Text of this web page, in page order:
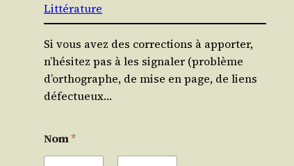
Littérature
Si vous avez des corrections à apporter,
n’hésitez pas à les signaler (problème
d’orthographe, de mise en page, de liens
défectueux…
Nom*